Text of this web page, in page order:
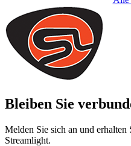
Bleiben Sie
Melden Sie sich an und
Streamlight.